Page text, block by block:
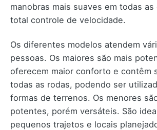
manobras mais suaves em todas
total controle de velocidade.
Os diferentes modelos atendem
pessoas. Os maiores são mais
oferecem maior conforto e contêm
todas as rodas, podendo ser
formas de terrenos. Os menores
potentes, porém versáteis. São
pequenos trajetos e locais